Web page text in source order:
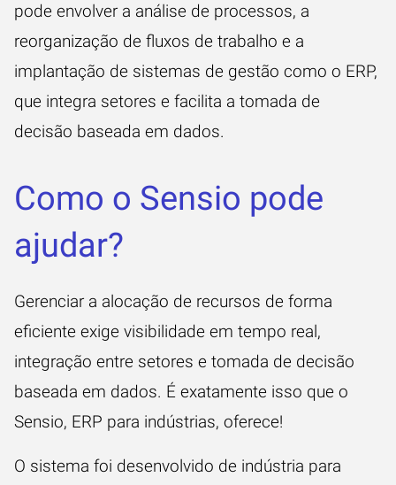
pode envolver a análise de processos, a
reorganização de fluxos de trabalho e a
implantação de sistemas de gestão como o ERP,
que integra setores e facilita a tomada de
decisão baseada em dados.
Como o Sensio pode
ajudar?
Gerenciar a alocação de recursos de forma
eficiente exige visibilidade em tempo real,
integração entre setores e tomada de decisão
baseada em dados. É exatamente isso que o
Sensio, ERP para indústrias, oferece!
O sistema foi desenvolvido de indústria para